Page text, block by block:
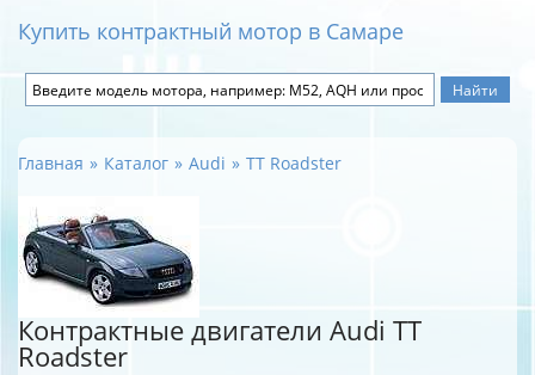
Купить контрактный мотор в Самаре
Главная Каталог Audi TT Roadster
Контрактные двигатели Audi TT
Roadster